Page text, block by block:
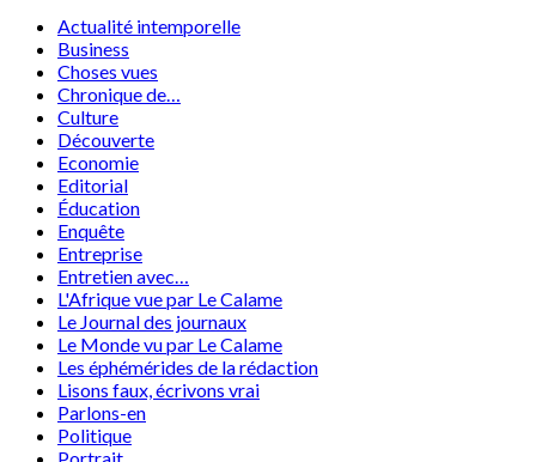
Actualité intemporelle
Business
Choses vues
Chronique de…
Culture
Découverte
Economie
Editorial
Éducation
Enquête
Entreprise
Entretien avec…
L'Afrique vue par Le Calame
Le Journal des journaux
Le Monde vu par Le Calame
Les éphémérides de la rédaction
Lisons faux, écrivons vrai
Parlons-en
Politique